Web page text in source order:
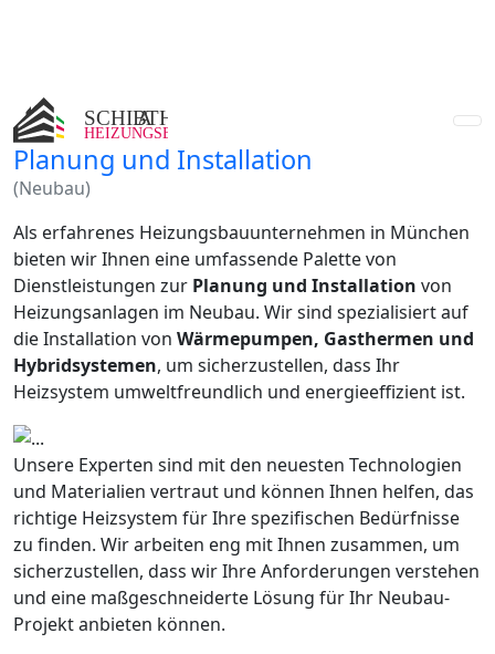
Planung und Installation
(Neubau)
Als erfahrenes Heizungsbauunternehmen in München
bieten wir Ihnen eine umfassende Palette von
Dienstleistungen zur Planung und Installation von
Heizungsanlagen im Neubau. Wir sind spezialisiert auf
die Installation von Wärmepumpen, Gasthermen und
Hybridsystemen, um sicherzustellen, dass Ihr
Heizsystem umweltfreundlich und energieeffizient ist.
Unsere Experten sind mit den neuesten Technologien
und Materialien vertraut und können Ihnen helfen, das
richtige Heizsystem für Ihre spezifischen Bedürfnisse
zu finden. Wir arbeiten eng mit Ihnen zusammen, um
sicherzustellen, dass wir Ihre Anforderungen verstehen
und eine maßgeschneiderte Lösung für Ihr Neubau-
Projekt anbieten können.